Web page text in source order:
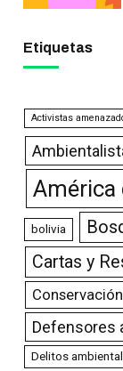
Etiquetas
Activistas
América
bolivia
Cartas y
Conservación
Defensores
Delitos